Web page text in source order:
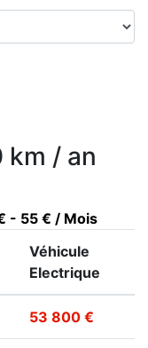
km / an
- 55 € / Mois
Véhicule
Electrique
53 800 €